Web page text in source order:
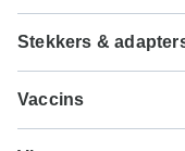
kr
Stekkers &
het type C.
Vaccins